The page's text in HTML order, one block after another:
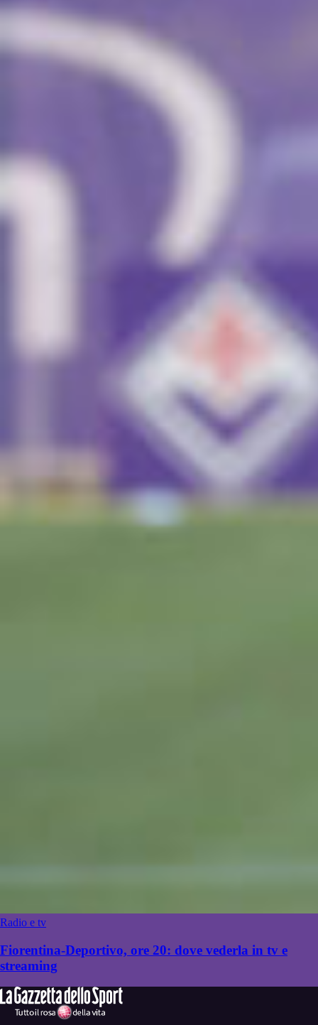
Radio e tv
Fiorentina-Deportivo, ore 20: dove vederla in tv e
streaming